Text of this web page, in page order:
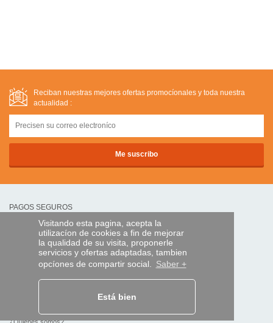
Visitando esta pagina, acepta la
utilizacíon de cookies a fin de mejorar
la qualidad de su visita, proponerle
servicios y ofertas adaptadas, tambien
opcíones de compartir social. Saber +
Está bien
Reciban nuestras mejores ofertas promocíonales y toda nuestra
actualidad :
PAGOS SEGUROS
transferencia bancaria
AYUDA Y SERVICIOS
Localice su envío